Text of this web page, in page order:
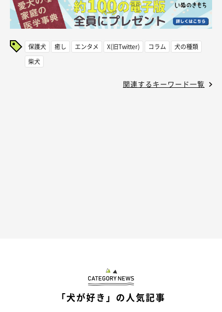
保護犬 癒し エンタメ X(旧Twitter) コラム
犬の種類
柴犬
関連するキーワード一覧
「犬が好き」の人気記事